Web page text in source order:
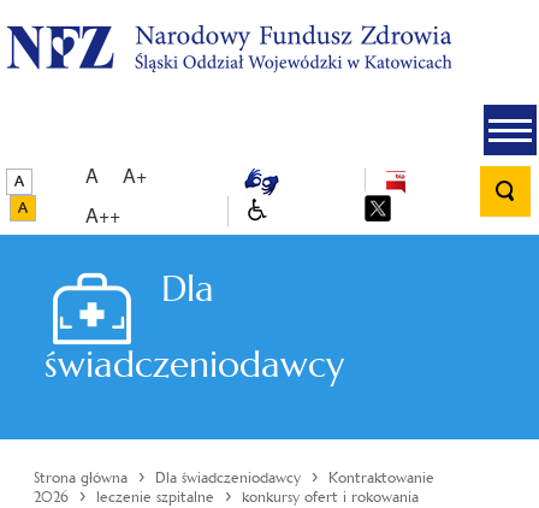
A
A+
A++
Dla
świadczeniodawcy
Strona główna › Dla świadczeniodawcy › Kontraktowanie
2026
› leczenie szpitalne › konkursy ofert i rokowania